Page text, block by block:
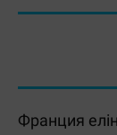
Франция